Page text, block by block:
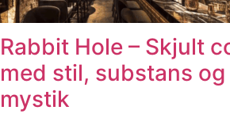
Rabbit Hole – Skjult
med stil, substans
mystik